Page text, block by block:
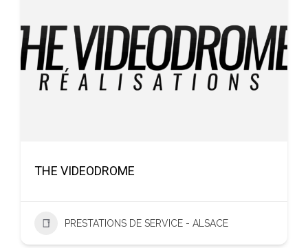
THE VIDEODROME
PRESTATIONS DE SERVICE - ALSACE